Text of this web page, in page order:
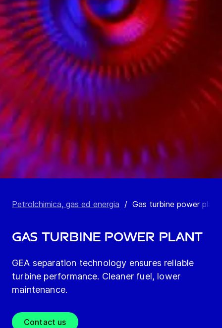
Petrolchimica, gas ed energia / Gas turbine power plant
Gas turbine power plant
GEA separation technology ensures reliable
turbine performance. Cleaner fuel, lower
maintenance.
Contact us